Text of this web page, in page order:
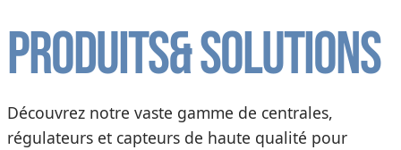
Produits& solutions
Découvrez notre vaste gamme de centrales,
régulateurs et capteurs de haute qualité pour